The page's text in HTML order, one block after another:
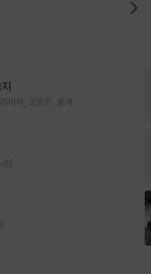
야끼, 오프카, 뚱개
탕